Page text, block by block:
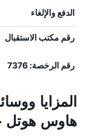
الدفع والإلغاء
رقم مكتب الاستقبال
رقم الرخصة: 7376
المزايا
هاوس هوتل